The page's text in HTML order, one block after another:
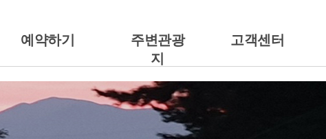
예약하기
주변관광
지
고객센터
땡큐캠핑에서 예약하기